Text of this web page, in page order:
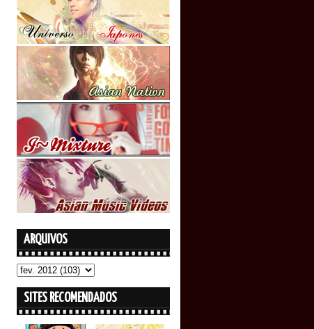
ARQUIVOS
SITES RECOMENDADOS